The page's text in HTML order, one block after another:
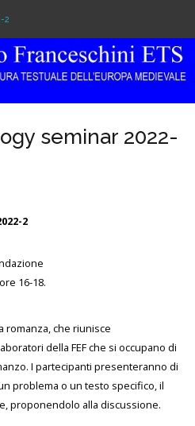
2
seminar 2022-
2
16-18.
romanza, che riunisce
della FEF che si occupano di
I partecipanti presenteranno di
problema o un testo specifico, il
proponendolo alla discussione.